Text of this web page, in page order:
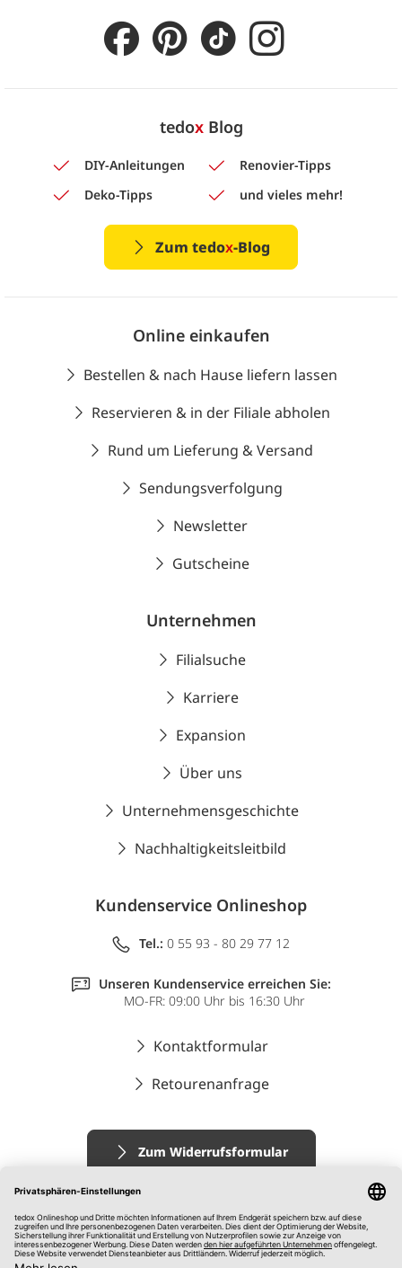
tedoxBlog
DIY-Anleitungen
Renovier-Tipps
Deko-Tipps
und vieles mehr!
Zum tedox-Blog
Online einkaufen
Bestellen & nach Hause liefern lassen
Reservieren & in der Filiale abholen
Rund um Lieferung & Versand
Sendungsverfolgung
Newsletter
Gutscheine
Unternehmen
Filialsuche
Karriere
Expansion
Über uns
Unternehmensgeschichte
Nachhaltigkeitsleitbild
Kundenservice Onlineshop
Tel.: 0 55 93 - 80 29 77 12
Unseren Kundenservice erreichen Sie:
MO-FR: 09:00 Uhr bis 16:30 Uhr
Kontaktformular
Retourenanfrage
Zum Widerrufsformular
Impressum
AGB